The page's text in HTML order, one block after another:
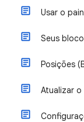
Usar o
Seus
Posições
Atualizar